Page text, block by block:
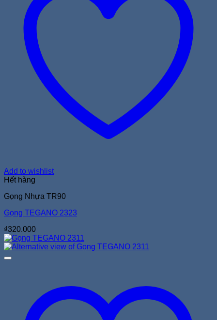
Add to wishlist
Hết hàng
Gọng Nhựa TR90
Gọng TEGANO 2323
₫320.000